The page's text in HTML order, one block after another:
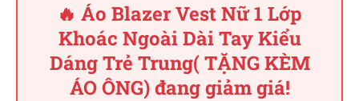
🔥 Áo Blazer Vest Nữ 1 Lớp
Khoác Ngoài Dài Tay Kiểu
Dáng Trẻ Trung( TẶNG KÈM
ÁO ÔNG) đang giảm giá!